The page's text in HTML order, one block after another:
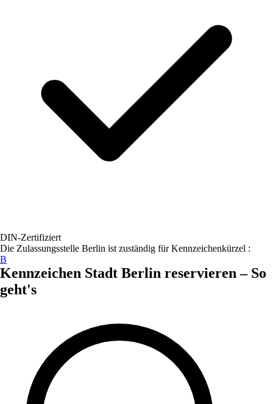
DIN-Zertifiziert
Die Zulassungsstelle Berlin ist zuständig für Kennzeichenkürzel :
B
Kennzeichen Stadt Berlin reservieren – So
geht's